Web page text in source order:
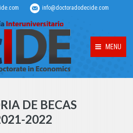
info@doctoradodecide.com
MENU
DE BECAS
2022